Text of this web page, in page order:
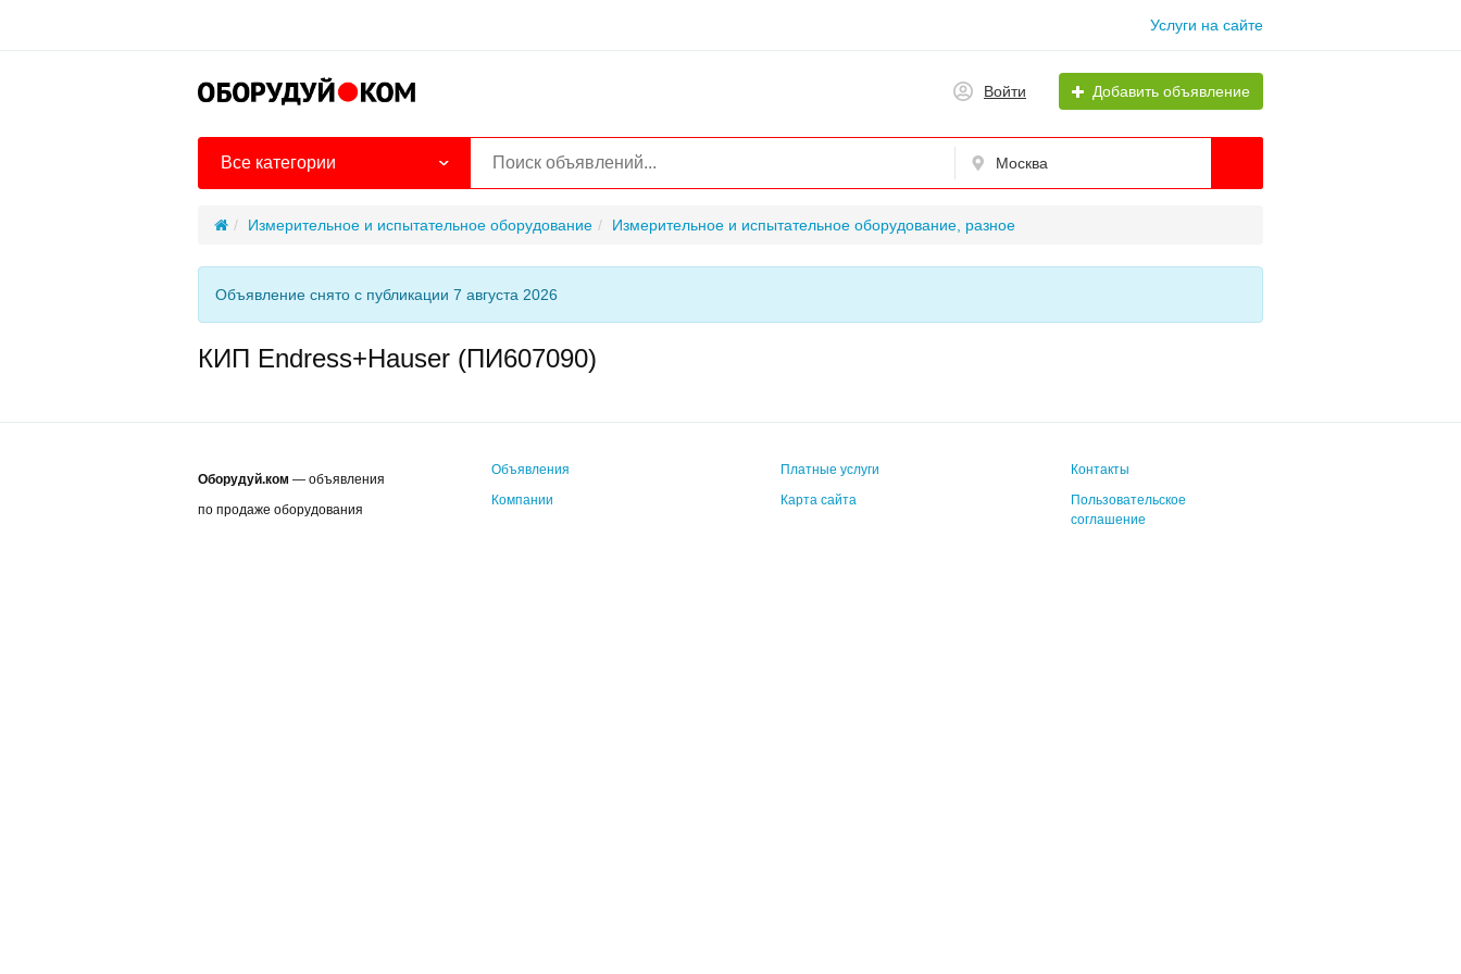
Услуги на сайте
Войти Добавить объявление
Все категории Москва
Измерительное и испытательное оборудование Измерительное и испытательное оборудование, разное
Объявление снято с публикации 7 августа 2026
КИП Endress+Hauser (ПИ607090)
Оборудуй.ком — объявления
по продаже оборудования
Объявления
Компании
Платные услуги
Карта сайта
Контакты
Пользовательское
соглашение